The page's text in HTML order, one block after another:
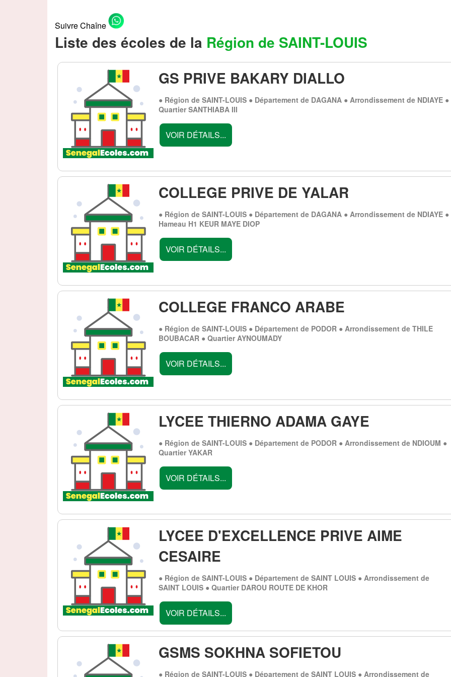
Suivre Chaîne
Liste des écoles de la Région de SAINT-LOUIS
GS PRIVE BAKARY DIALLO
● Région de SAINT-LOUIS ● Département de DAGANA ● Arrondissement de NDIAYE ●
Quartier SANTHIABA III
VOIR DÉTAILS...
COLLEGE PRIVE DE YALAR
● Région de SAINT-LOUIS ● Département de DAGANA ● Arrondissement de NDIAYE ●
Hameau H1 KEUR MAYE DIOP
VOIR DÉTAILS...
COLLEGE FRANCO ARABE
● Région de SAINT-LOUIS ● Département de PODOR ● Arrondissement de THILE
BOUBACAR ● Quartier AYNOUMADY
VOIR DÉTAILS...
LYCEE THIERNO ADAMA GAYE
● Région de SAINT-LOUIS ● Département de PODOR ● Arrondissement de NDIOUM ●
Quartier YAKAR
VOIR DÉTAILS...
LYCEE D'EXCELLENCE PRIVE AIME
CESAIRE
● Région de SAINT-LOUIS ● Département de SAINT LOUIS ● Arrondissement de
SAINT LOUIS ● Quartier DAROU ROUTE DE KHOR
VOIR DÉTAILS...
GSMS SOKHNA SOFIETOU
● Région de SAINT-LOUIS ● Département de SAINT LOUIS ● Arrondissement de